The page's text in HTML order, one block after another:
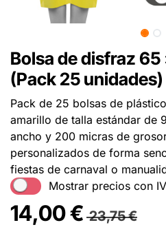
Bolsa de disfraz
(Pack 25 unidades)
Pack de 25 bolsas de
amarillo de talla estándar de
ancho y 200 micras de
personalizados de forma
fiestas de carnaval o
Mostrar precios con
14,00€ 23,75€